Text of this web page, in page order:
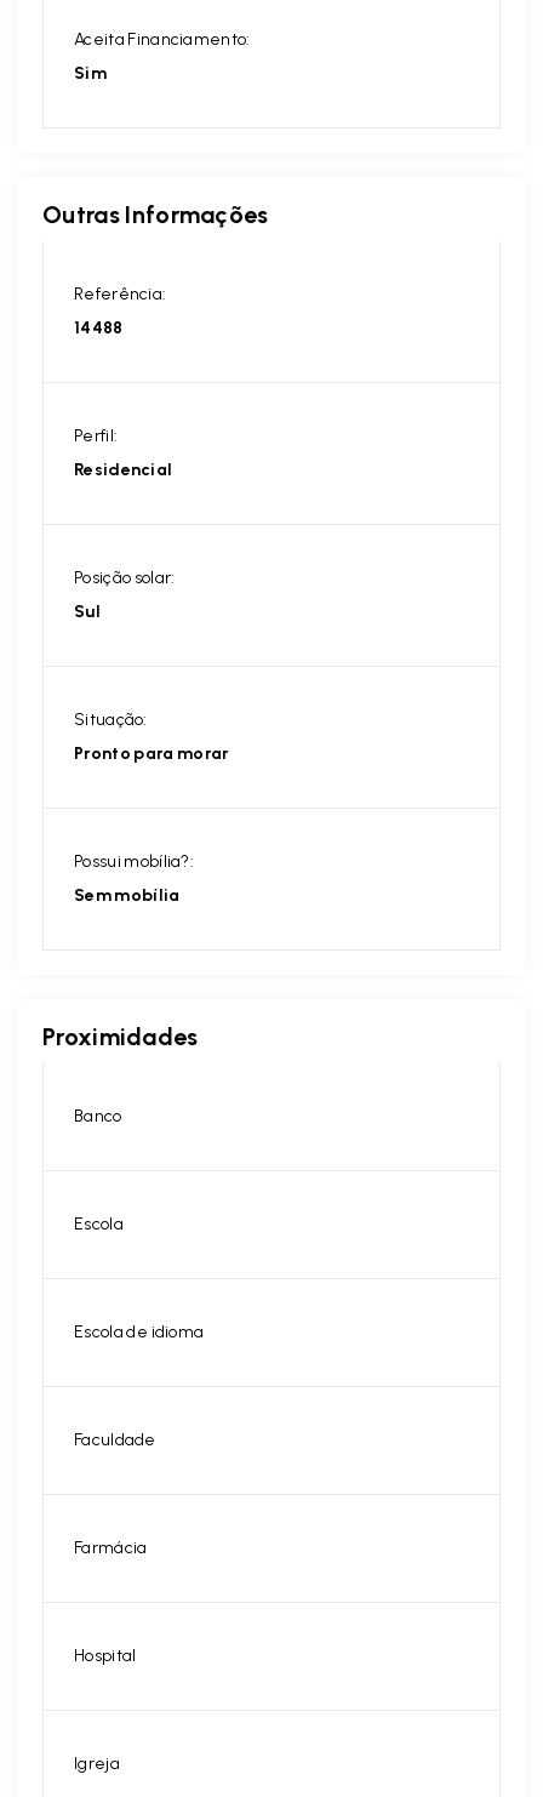
Aceita Financiamento:
Sim
Outras Informações
Referência:
14488
Perfil:
Residencial
Posição solar:
Sul
Situação:
Pronto para morar
Possui mobília?:
Sem mobília
Proximidades
Banco
Escola
Escola de idioma
Faculdade
Farmácia
Hospital
Igreja